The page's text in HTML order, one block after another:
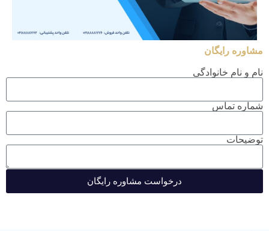
مشاوره رایگان
نام و نام خانوادگی
شماره تماس
توضیحات
درخواست مشاوره رایگان